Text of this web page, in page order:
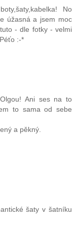
No
úžasná a jsem moc
- dle fotky - velmi
:-*
Ani ses na to
to sama od sebe
a pěkný.
šaty v šatníku